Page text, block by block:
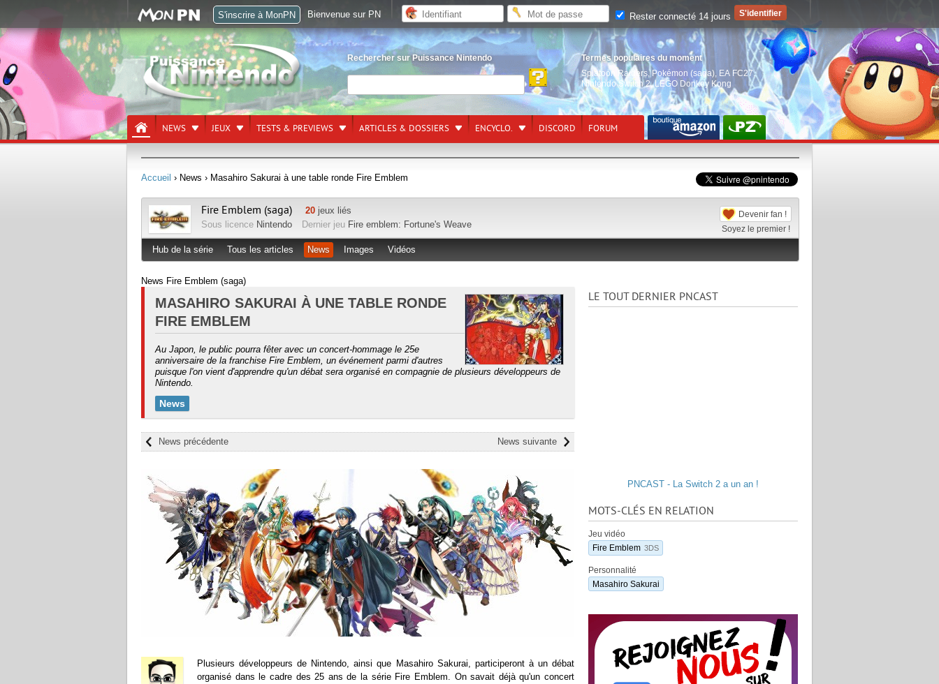
Rechercher sur Puissance Nintendo
Termes populaires du moment
Splatoon Raiders, Pokémon (saga) EA FC27,
Nintendo Switch 2,LEGO Donkey Kong
NEWS JEUX TESTS & PREVIEWS ARTICLES & DOSSIERS ENCYCLO. DISCORD FORUM
Accueil › News › Masahiro Sakurai à une table ronde Fire Emblem
Devenir fan !
Soyez le premier !
Fire Emblem (saga) 20 jeux liés
Sous licence Nintendo Dernier jeu Fire emblem: Fortune's Weave
Hub de la série Tous les articles News Images Vidéos
News Fire Emblem (saga)
MASAHIRO SAKURAI À UNE TABLE RONDE
FIRE EMBLEM
Au Japon, le public pourra fêter avec un concert-hommage le 25e
anniversaire de la franchise Fire Emblem, un événement parmi d'autres
puisque l'on vient d'apprendre qu'un débat sera organisé en compagnie de plusieurs développeurs de
Nintendo.
News
News suivante
News précédente
Plusieurs développeurs de Nintendo, ainsi que Masahiro Sakurai, participeront à un débat
organisé dans le cadre des 25 ans de la série Fire Emblem. On savait déjà qu'un concert
LE TOUT DERNIER PNCAST
PNCAST - La Switch 2 a un an !
MOTS-CLÉS EN RELATION
Jeu vidéo
Fire Emblem 3DS
Personnalité
Masahiro Sakurai
S'inscrire à MonPN Bienvenue sur PN Rester connecté 14 jours